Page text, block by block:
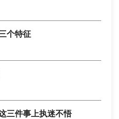
个特征
三件事上执迷不悟